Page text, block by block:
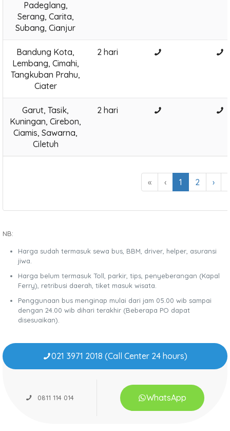
Padeglang,
Serang, Carita,
Subang, Cianjur
Bandung Kota,
Lembang, Cimahi,
Tangkuban Prahu,
Ciater
2 hari
Garut, Tasik,
Kuningan, Cirebon,
Ciamis, Sawarna,
Ciletuh
2 hari
« ‹ 1 2 ›
NB:
Harga sudah termasuk sewa bus, BBM, driver, helper, asuransi
jiwa.
Harga belum termasuk Toll, parkir, tips, penyeberangan (Kapal
Ferry), retribusi daerah, tiket masuk wisata.
Penggunaan bus menginap mulai dari jam 05.00 wib sampai
dengan 24.00 wib dihari terakhir (Beberapa PO dapat
disesuaikan).
021 3971 2018 (Call Center 24 hours)
0811 114 014 WhatsApp